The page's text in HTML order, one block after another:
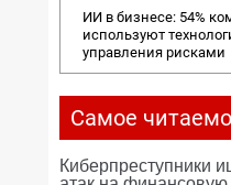
ИИ в бизнесе: 54%
используют
управления рисками
Самое
Киберпреступники